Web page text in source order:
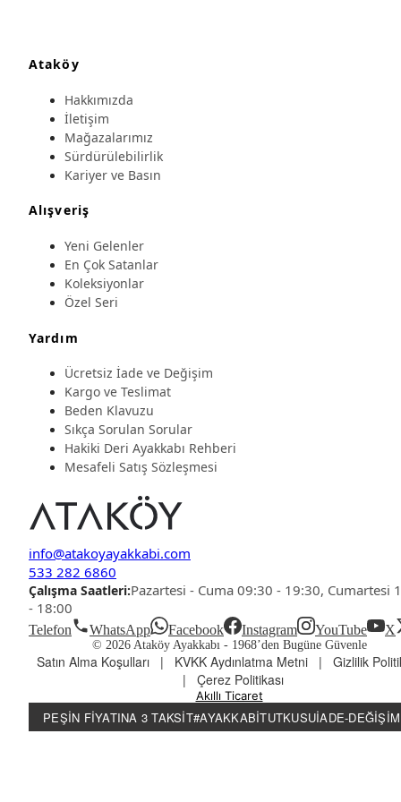
Ataköy
Hakkımızda
İletişim
Mağazalarımız
Sürdürülebilirlik
Kariyer ve Basın
Alışveriş
Yeni Gelenler
En Çok Satanlar
Koleksiyonlar
Özel Seri
Yardım
Ücretsiz İade ve Değişim
Kargo ve Teslimat
Beden Klavuzu
Sıkça Sorulan Sorular
Hakiki Deri Ayakkabı Rehberi
Mesafeli Satış Sözleşmesi
info@atakoyayakkabi.com
533 282 6860
Çalışma Saatleri:Pazartesi - Cuma 09:30 - 19:30, Cumartesi
- 18:00
Telefon WhatsApp Facebook Instagram YouTube X
© 2026 Ataköy Ayakkabı - 1968’den Bugüne Güvenle
Satın Alma Koşulları | KVKK Aydınlatma Metni |
Gizlilik
|
Çerez Politikası
Akıllı Ticaret
PEŞIN FIYATINA 3 TAKSIT#AYAKKABITUTKUSUİADE-DEĞIŞIM